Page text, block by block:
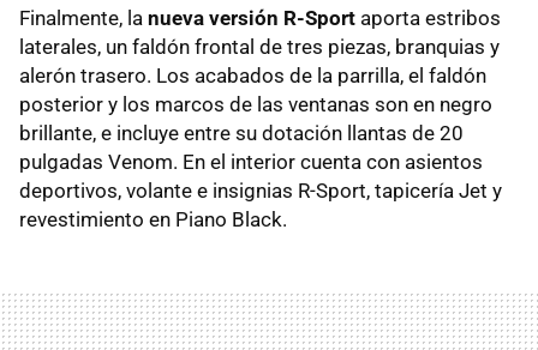
Finalmente, la nueva versión R-Sport aporta estribos
laterales, un faldón frontal de tres piezas, branquias y
alerón trasero. Los acabados de la parrilla, el faldón
posterior y los marcos de las ventanas son en negro
brillante, e incluye entre su dotación llantas de 20
pulgadas Venom. En el interior cuenta con asientos
deportivos, volante e insignias R-Sport, tapicería Jet y
revestimiento en Piano Black.